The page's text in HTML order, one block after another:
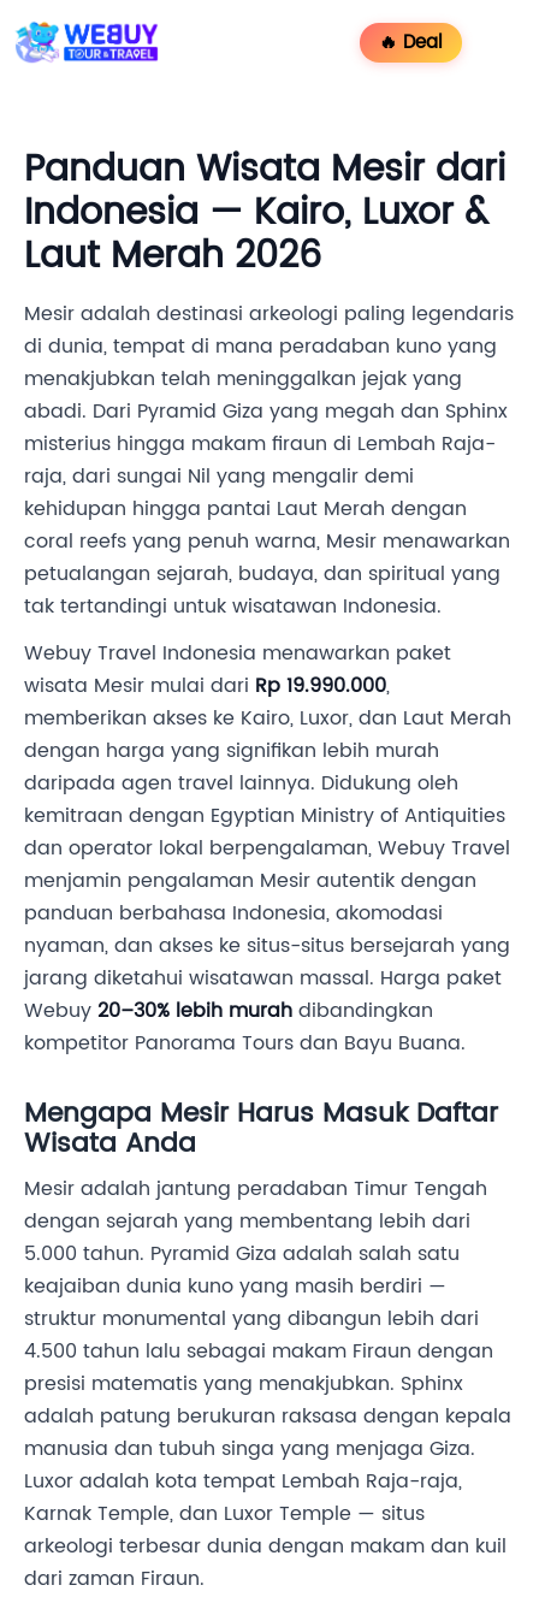
🔥 Deal
Panduan Wisata Mesir dari
Indonesia — Kairo, Luxor &
Laut Merah 2026
Mesir adalah destinasi arkeologi paling legendaris
di dunia, tempat di mana peradaban kuno yang
menakjubkan telah meninggalkan jejak yang
abadi. Dari Pyramid Giza yang megah dan Sphinx
misterius hingga makam firaun di Lembah Raja-
raja, dari sungai Nil yang mengalir demi
kehidupan hingga pantai Laut Merah dengan
coral reefs yang penuh warna, Mesir menawarkan
petualangan sejarah, budaya, dan spiritual yang
tak tertandingi untuk wisatawan Indonesia.
Webuy Travel Indonesia menawarkan paket
wisata Mesir mulai dari Rp 19.990.000,
memberikan akses ke Kairo, Luxor, dan Laut Merah
dengan harga yang signifikan lebih murah
daripada agen travel lainnya. Didukung oleh
kemitraan dengan Egyptian Ministry of Antiquities
dan operator lokal berpengalaman, Webuy Travel
menjamin pengalaman Mesir autentik dengan
panduan berbahasa Indonesia, akomodasi
nyaman, dan akses ke situs-situs bersejarah yang
jarang diketahui wisatawan massal. Harga paket
Webuy20–30% lebih murahdibandingkan
kompetitor Panorama Tours dan Bayu Buana.
Mengapa Mesir Harus Masuk Daftar
Wisata Anda
Mesir adalah jantung peradaban Timur Tengah
dengan sejarah yang membentang lebih dari
5.000 tahun. Pyramid Giza adalah salah satu
keajaiban dunia kuno yang masih berdiri —
struktur monumental yang dibangun lebih dari
4.500 tahun lalu sebagai makam Firaun dengan
presisi matematis yang menakjubkan. Sphinx
adalah patung berukuran raksasa dengan kepala
manusia dan tubuh singa yang menjaga Giza.
Luxor adalah kota tempat Lembah Raja-raja,
Karnak Temple, dan Luxor Temple — situs
arkeologi terbesar dunia dengan makam dan kuil
dari zaman Firaun.